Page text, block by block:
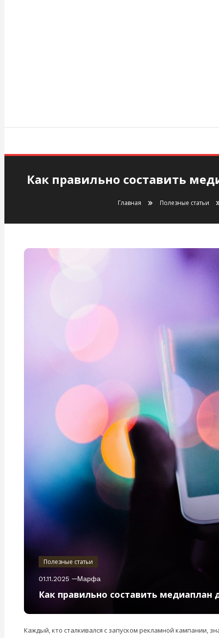
Как правильно составить
Главная Полезные статьи
Полезные статьи
01.11.2025 Марфа
Как правильно составить
Каждый, кто сталкивался с запуском рекламной кампании,